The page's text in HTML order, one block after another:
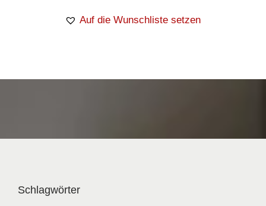
Auf die Wunschliste setzen
Schlagwörter